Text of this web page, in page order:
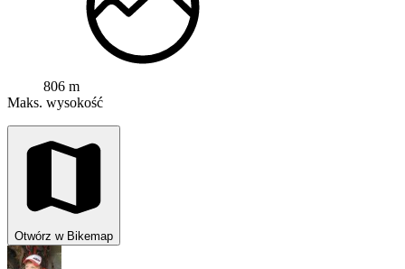
806 m
Maks. wysokość
Otwórz w Bikemap